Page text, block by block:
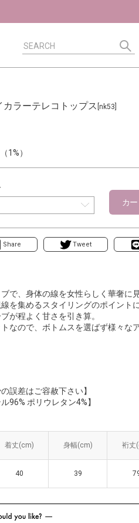
ラーテレコトップス [nk53]
1%）
カ
Share Tweet
で、身体の線を女性らしく華奢に
を集めるスタイリングのポイントに
が程よく甘さを引き算。
なので、ボトムスを選ばず様々な
誤差はご容赦下さい】
96% ポリウレタン4%】
着丈(cm) 身幅(cm) 裄丈
40 39
着丈(cm) 身幅(cm) 裄丈
40 39